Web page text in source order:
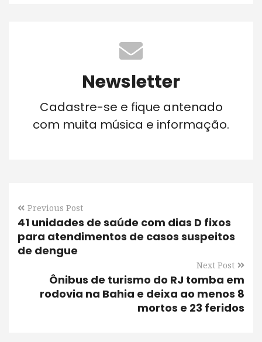
Newsletter
Cadastre-se e fique antenado
com muita música e informação.
Previous Post
41 unidades de saúde com dias D fixos
para atendimentos de casos suspeitos
de dengue
Next Post
Ônibus de turismo do RJ tomba em
rodovia na Bahia e deixa ao menos 8
mortos e 23 feridos